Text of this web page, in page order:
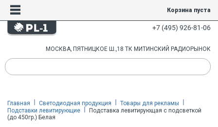
Корзина пуста
+7 (495) 926-81-06
МОСКВА, ПЯТНИЦКОЕ Ш.,18 ТК МИТИНСКИЙ РАДИОРЫНОК
Главная Светодиодная продукция
Товары для рекламы
Подставки левитирующие
Подставка левитирующая с подсветкой
(до 450гр.) Белая